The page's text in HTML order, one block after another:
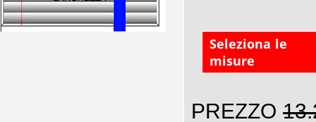
Seleziona le
misure
PREZZO